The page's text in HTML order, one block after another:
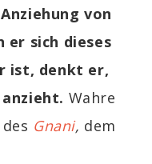
von
er sich dieses
ist, denkt er,
Wahre
Gnani, dem